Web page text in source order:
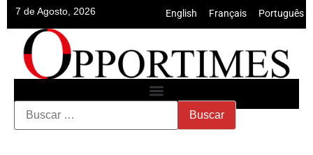
7 de Agosto, 2026 English Français Português